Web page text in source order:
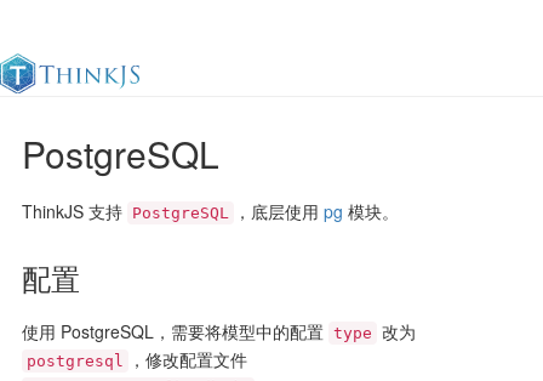
官方文档 更新日志
PostgreSQL
ThinkJS 支持 PostgreSQL ，底层使用 pg 模块。
配置
使用 PostgreSQL，需要将模型中的配置 type 改为
postgresql ，修改配置文件